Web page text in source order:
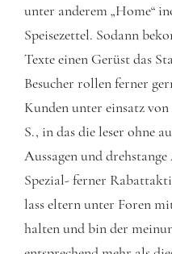
unter anderem „Home“
Speisezettel. Sodann
Texte einen Gerüst das
Besucher rollen ferner
Kunden unter einsatz
S., in das die leser ohne
Aussagen und
Spezial- ferner
lass eltern unter Foren
halten und bin der